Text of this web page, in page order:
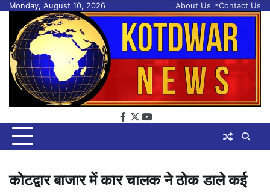
Skip
content
Monday, August 10, 2026 About Us Contact Us
facebook
twitter
youtube
कोटद्वार बाजार में कार चालक ने ठोक डाले कई